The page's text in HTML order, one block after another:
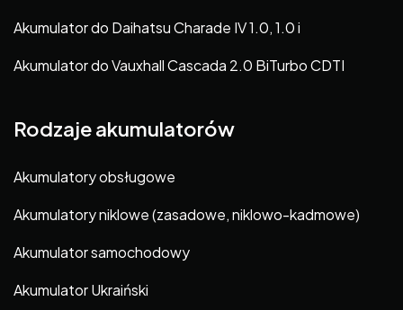
Akumulator do Daihatsu Charade IV 1.0, 1.0 i
Akumulator do Vauxhall Cascada 2.0 BiTurbo CDTI
Rodzaje akumulatorów
Akumulatory obsługowe
Akumulatory niklowe (zasadowe, niklowo-kadmowe)
Akumulator samochodowy
Akumulator Ukraiński